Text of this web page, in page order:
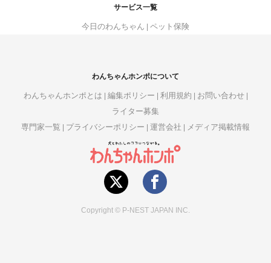
サービス一覧
今日のわんちゃん ペット保険
わんちゃんホンポについて
わんちゃんホンポとは 編集ポリシー 利用規約
お問い合わせ
ライター募集
専門家一覧
プライバシーポリシー 運営会社 メディア掲載情報
Copyright © P-NEST JAPAN INC.